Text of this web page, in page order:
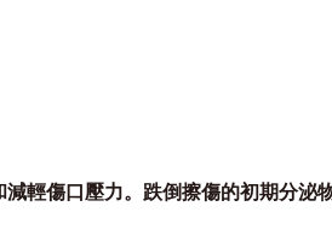
傷口壓力。跌倒擦傷的初期分泌